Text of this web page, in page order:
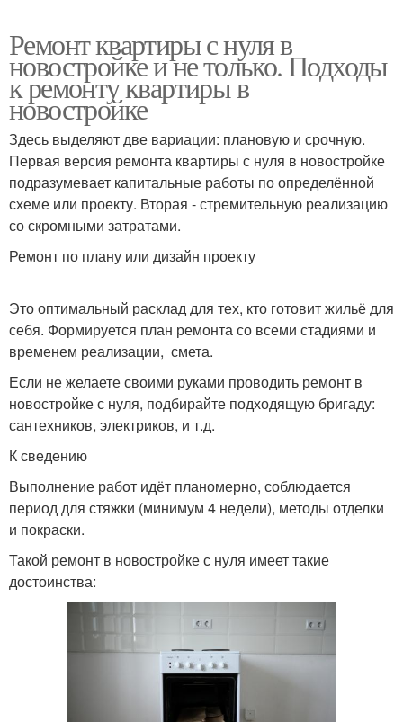
Ремонт квартиры с нуля в
новостройке и не только. Подходы
к ремонту квартиры в
новостройке
Здесь выделяют две вариации: плановую и срочную.
Первая версия ремонта квартиры с нуля в новостройке
подразумевает капитальные работы по определённой
схеме или проекту. Вторая - стремительную реализацию
со скромными затратами.
Ремонт по плану или дизайн проекту
Это оптимальный расклад для тех, кто готовит жильё для
себя. Формируется план ремонта со всеми стадиями и
временем реализации, смета.
Если не желаете своими руками проводить ремонт в
новостройке с нуля, подбирайте подходящую бригаду:
сантехников, электриков, и т.д.
К сведению
Выполнение работ идёт планомерно, соблюдается
период для стяжки (минимум 4 недели), методы отделки
и покраски.
Такой ремонт в новостройке с нуля имеет такие
достоинства: